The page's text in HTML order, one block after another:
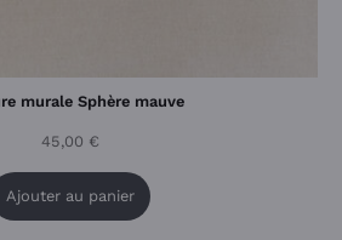
murale Sphère mauve
45,00 €
Ajouter au panier